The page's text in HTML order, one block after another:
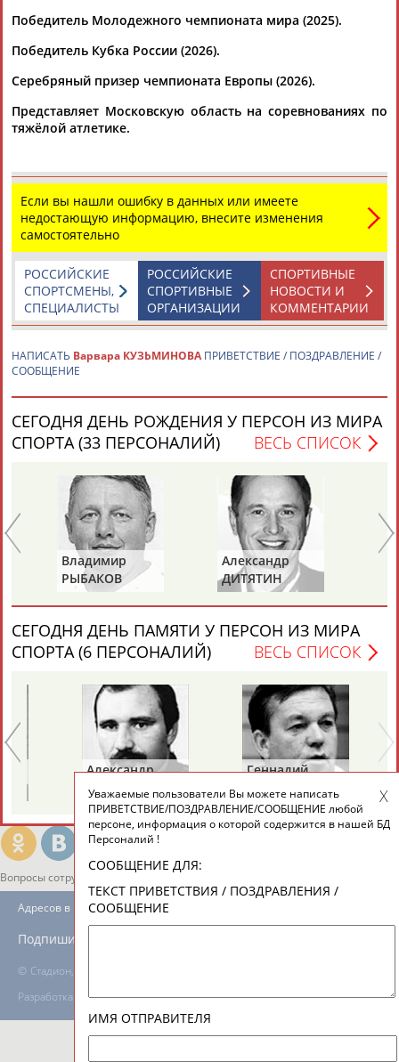
Каримжан
АБДРАХМАНОВ
Аделя
АБДРАХМАНОВА
Андрей
АБДУВАЛИЕВ
Герман
АБДУЛАЕВ
Рамазан
АБДУЛАЕВ
Тагир
АБДУЛАЕВ
Камиль
АБДУЛАЗИЗОВ
Загалав
АБДУЛБЕКОВ
Камалудин
АБДУЛДАУДОВ
Абдула
АБДУЛЖАЛИЛОВ
Магомед
АБДУЛКАГИРОВ
Назир
АБДУЛЛАЕВ
24 персон из 13181
ЕЩЁ ПЕРСОНЫ
ТАБЛО АКТИВНОСТИ
ЦЕЛИ ПРОЕКТА
Вопросы сотрудничества и совместной деятельности
© Стадион, 1998-2026
Разработка и поддержка ООО НАИТ «Стадион»
Адресов в новостной рассылке: 996
Подпишись
Победитель Молодежного чемпионата мира (2025).
Победитель Кубка России (2026).
Серебряный призер чемпионата Европы (2026).
Представляет Московскую область на соревнованиях по
тяжёлой атлетике.
Если вы нашли ошибку в данных или имеете
недостающую информацию, внесите изменения
самостоятельно
СПОРТИВНЫЕ
НОВОСТИ И
КОММЕНТАРИИ
РОССИЙСКИЕ
СПОРТИВНЫЕ
ОРГАНИЗАЦИИ
РОССИЙСКИЕ
СПОРТСМЕНЫ,
СПЕЦИАЛИСТЫ
НАПИСАТЬ Варвара КУЗЬМИНОВА ПРИВЕТСТВИЕ / ПОЗДРАВЛЕНИЕ /
СООБЩЕНИЕ
СЕГОДНЯ ДЕНЬ РОЖДЕНИЯ У ПЕРСОН ИЗ МИРА
СПОРТА (33 ПЕРСОНАЛИЙ)
ВЕСЬ СПИСОК
Владимир
РЫБАКОВ
Александр
ДИТЯТИН
СЕГОДНЯ ДЕНЬ ПАМЯТИ У ПЕРСОН ИЗ МИРА
СПОРТА (6 ПЕРСОНАЛИЙ)
ВЕСЬ СПИСОК
Александр
ЯГУБКИН
Геннадий
Уважаемые пользователи Вы можете написать
ПРИВЕТСТВИЕ/ПОЗДРАВЛЕНИЕ/СООБЩЕНИЕ любой
персоне, информация о которой содержится в нашей БД
Персоналий !
СООБЩЕНИЕ ДЛЯ:
ТЕКСТ ПРИВЕТСТВИЯ / ПОЗДРАВЛЕНИЯ /
СООБЩЕНИЕ
ИМЯ ОТПРАВИТЕЛЯ